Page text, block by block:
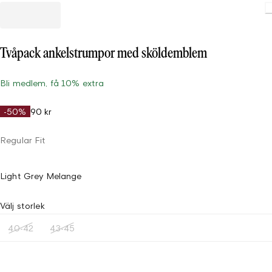
Tvåpack ankelstrumpor med sköldemblem
Bli medlem, få 10% extra
-50% 90 kr
Regular Fit
Light Grey Melange
Välj storlek
40-42 43-45